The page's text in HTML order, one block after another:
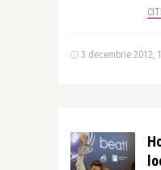
3 decembrie 2012,